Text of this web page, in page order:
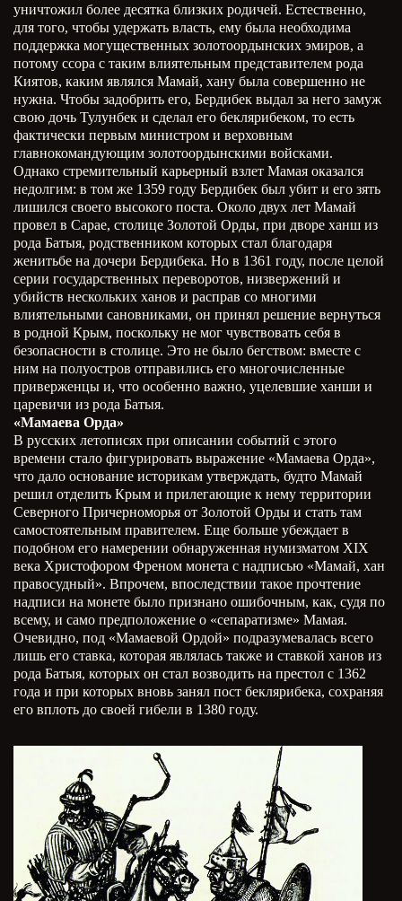
уничтожил более десятка близких родичей. Естественно,
для того, чтобы удержать власть, ему была необходима
поддержка могущественных золотоордынских эмиров, а
потому ссора с таким влиятельным представителем рода
Киятов, каким являлся Мамай, хану была совершенно не
нужна. Чтобы задобрить его, Бердибек выдал за него замуж
свою дочь Тулунбек и сделал его беклярибеком, то есть
фактически первым министром и верховным
главнокомандующим золотоордынскими войсками.
Однако стремительный карьерный взлет Мамая оказался
недолгим: в том же 1359 году Бердибек был убит и его зять
лишился своего высокого поста. Около двух лет Мамай
провел в Сарае, столице Золотой Орды, при дворе ханш из
рода Батыя, родственником которых стал благодаря
женитьбе на дочери Бердибека. Но в 1361 году, после целой
серии государственных переворотов, низвержений и
убийств нескольких ханов и расправ со многими
влиятельными сановниками, он принял решение вернуться
в родной Крым, поскольку не мог чувствовать себя в
безопасности в столице. Это не было бегством: вместе с
ним на полуостров отправились его многочисленные
приверженцы и, что особенно важно, уцелевшие ханши и
царевичи из рода Батыя.
«Мамаева Орда»
В русских летописях при описании событий с этого
времени стало фигурировать выражение «Мамаева Орда»,
что дало основание историкам утверждать, будто Мамай
решил отделить Крым и прилегающие к нему территории
Северного Причерноморья от Золотой Орды и стать там
самостоятельным правителем. Еще больше убеждает в
подобном его намерении обнаруженная нумизматом XIX
века Христофором Френом монета с надписью «Мамай, хан
правосудный». Впрочем, впоследствии такое прочтение
надписи на монете было признано ошибочным, как, судя по
всему, и само предположение о «сепаратизме» Мамая.
Очевидно, под «Мамаевой Ордой» подразумевалась всего
лишь его ставка, которая являлась также и ставкой ханов из
рода Батыя, которых он стал возводить на престол с 1362
года и при которых вновь занял пост беклярибека, сохраняя
его вплоть до своей гибели в 1380 году.